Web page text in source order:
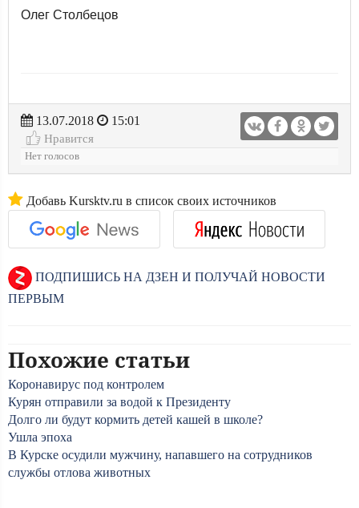
Олег Столбецов
13.07.2018
15:01
Нравится
Нет голосов
Добавь Kursktv.ru в список своих источников
ПОДПИШИСЬ НА ДЗЕН И ПОЛУЧАЙ НОВОСТИ
ПЕРВЫМ
Похожие статьи
Коронавирус под контролем
Курян отправили за водой к Президенту
Долго ли будут кормить детей кашей в школе?
Ушла эпоха
В Курске осудили мужчину, напавшего на сотрудников
службы отлова животных